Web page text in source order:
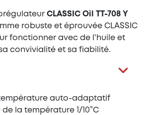
CLASSIC Oil TT-708 Y
robuste et éprouvée CLASSIC
fonctionner avec de l'huile et
convivialité et sa fiabilité.
auto-adaptatif
la température 1/10°C